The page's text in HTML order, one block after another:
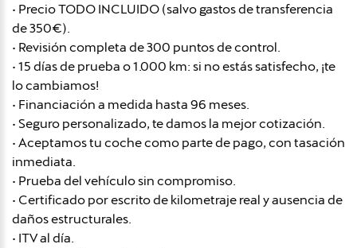
• Precio TODO INCLUIDO (salvo gastos de transferencia
de 350€).
• Revisión completa de 300 puntos de control.
• 15 días de prueba o 1.000 km: si no estás satisfecho, ¡te
lo cambiamos!
• Financiación a medida hasta 96 meses.
• Seguro personalizado, te damos la mejor cotización.
• Aceptamos tu coche como parte de pago, con tasación
inmediata.
• Prueba del vehículo sin compromiso.
• Certificado por escrito de kilometraje real y ausencia de
daños estructurales.
• ITV al día.